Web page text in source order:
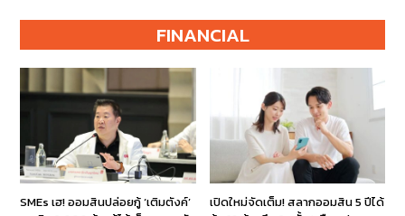
FINANCIAL
SMEs เฮ! ออมสินปล่อยกู้ ‘เติมตังค์’
เปิดใหม่จัดเต็ม! สลากออมสิน 5 ปีได้